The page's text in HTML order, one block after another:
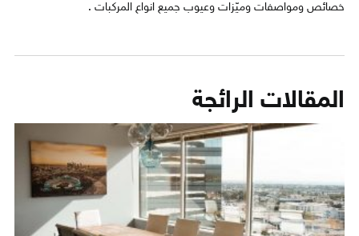
خصائص ومواصفات وميّزات وعيوب جميع انواع المركبات .
المقالات الرائجة